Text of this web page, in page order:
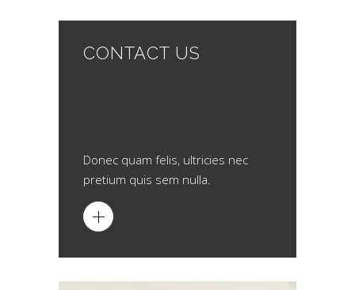
CONTACT US
Donec quam felis, ultricies nec
pretium quis sem nulla.